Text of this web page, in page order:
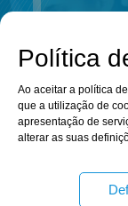
Política
Ao aceitar a política
que a utilização de
apresentação de
alterar as suas